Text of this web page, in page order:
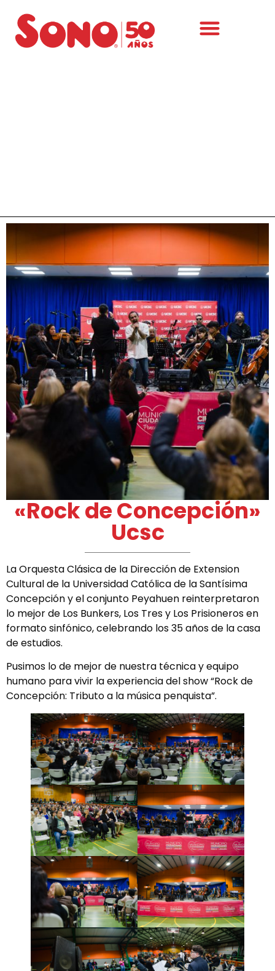
«Rock de Concepción»
Ucsc
La Orquesta Clásica de la Dirección de Extension
Cultural de la Universidad Católica de la Santísima
Concepción y el conjunto Peyahuen reinterpretaron
lo mejor de Los Bunkers, Los Tres y Los Prisioneros en
formato sinfónico, celebrando los 35 años de la casa
de estudios.
Pusimos lo de mejor de nuestra técnica y equipo
humano para vivir la experiencia del show “Rock de
Concepción: Tributo a la música penquista”.